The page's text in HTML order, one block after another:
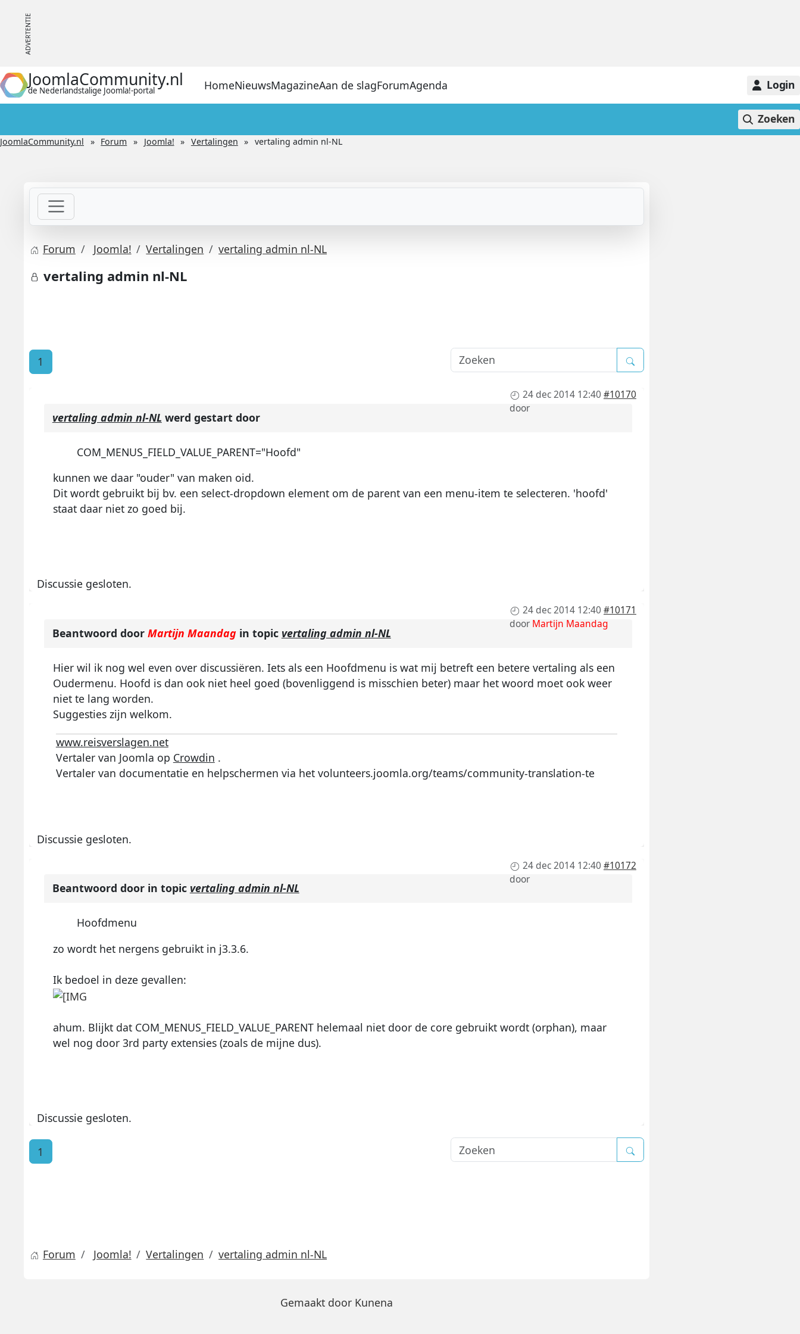
JoomlaCommunity.nl
de Nederlandstalige Joomla!-portal HomeNieuwsMagazineAan de slagForumAgenda Login
Zoeken
JoomlaCommunity.nl Forum Joomla! Vertalingen vertaling admin nl-NL
Forum Joomla! Vertalingen vertaling admin nl-NL
vertaling admin nl-NL
1
24 dec 2014 12:40 #10170
door
vertaling admin nl-NL werd gestart door
COM_MENUS_FIELD_VALUE_PARENT="Hoofd"
kunnen we daar "ouder" van maken oid.
Dit wordt gebruikt bij bv. een select-dropdown element om de parent van een menu-item te selecteren. 'hoofd'
staat daar niet zo goed bij.
Discussie gesloten.
24 dec 2014 12:40 #10171
doorMartijn Maandag
Beantwoord door Martijn Maandagin topic vertaling admin nl-NL
Hier wil ik nog wel even over discussiëren. Iets als een Hoofdmenu is wat mij betreft een betere vertaling als een
Oudermenu. Hoofd is dan ook niet heel goed (bovenliggend is misschien beter) maar het woord moet ook weer
niet te lang worden.
Suggesties zijn welkom.
www.reisverslagen.net
Vertaler van Joomla op Crowdin .
Vertaler van documentatie en helpschermen via het volunteers.joomla.org/teams/community-translation-te
Discussie gesloten.
24 dec 2014 12:40 #10172
door
Beantwoord door in topic vertaling admin nl-NL
Hoofdmenu
zo wordt het nergens gebruikt in j3.3.6.
Ik bedoel in deze gevallen:
ahum. Blijkt dat COM_MENUS_FIELD_VALUE_PARENT helemaal niet door de core gebruikt wordt (orphan), maar
wel nog door 3rd party extensies (zoals de mijne dus).
Discussie gesloten.
1
Forum Joomla! Vertalingen vertaling admin nl-NL
Gemaakt door Kunena